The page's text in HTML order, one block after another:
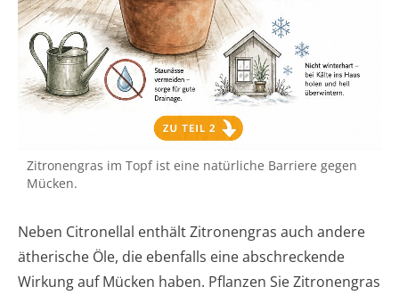
Zitronengras im Topf ist eine natürliche Barriere gegen
Mücken.
Neben Citronellal enthält Zitronengras auch andere
ätherische Öle, die ebenfalls eine abschreckende
Wirkung auf Mücken haben. Pflanzen Sie Zitronengras